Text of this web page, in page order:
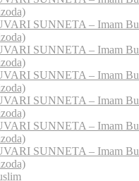
SUNNETA – Imam
SUNNETA – Imam
SUNNETA – Imam
SUNNETA – Imam
SUNNETA – Imam
SUNNETA – Imam